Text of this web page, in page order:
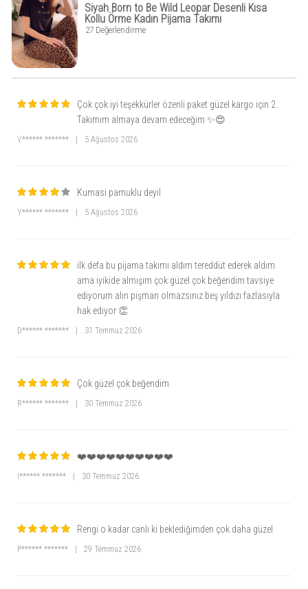
Neden Bu Ürünü Almalısınız?
Evde de Şık Olun: Günlük rahatlığınızı stil sahibi bir görünümle tamamlayın.
Nefes Alabilir ve Hafif: Cilt dostu kumaşıyla gün boyu konfor sunar.
Hediye İçin Mükemmel Bir Seçenek
için harika bir alternatif.
Kolay Bakım: Makinede hassas yıkama ile uzun ömürlü kullanım sağlar.
Siyah Born to Be Wild Leopar Desenli Kısa
Kollu Örme Kadın Pijama Takımı
27 Değerlendirme
Çok çok iyi teşekkürler özenli paket güzel kargo için 2.
Takımım almaya devam edeceğim ✨😍
V****** ******* 5 Ağustos 2026
Kumasi pamuklu deyil
Y****** ******* 5 Ağustos 2026
ilk defa bu pijama takımı aldım tereddüt ederek aldım
ama iyikide almışım çok güzel çok beğendim tavsiye
ediyorum alın pişman olmazsınız beş yıldızı fazlasıyla
hak ediyor 👏
D****** ******* 31 Temmuz 2026
Çok güzel çok beğendim
R****** ******* 30 Temmuz 2026
❤️❤️❤️❤️❤️❤️❤️❤️❤️❤️
I****** ******* 30 Temmuz 2026
Rengi o kadar canlı ki beklediğimden çok daha güzel
P****** ******* 29 Temmuz 2026